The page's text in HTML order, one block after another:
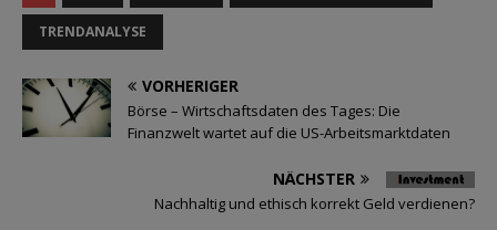
TRENDANALYSE
VORHERIGER
Börse – Wirtschaftsdaten des Tages: Die
Finanzwelt wartet auf die US-Arbeitsmarktdaten
NÄCHSTER
Nachhaltig und ethisch korrekt Geld verdienen?